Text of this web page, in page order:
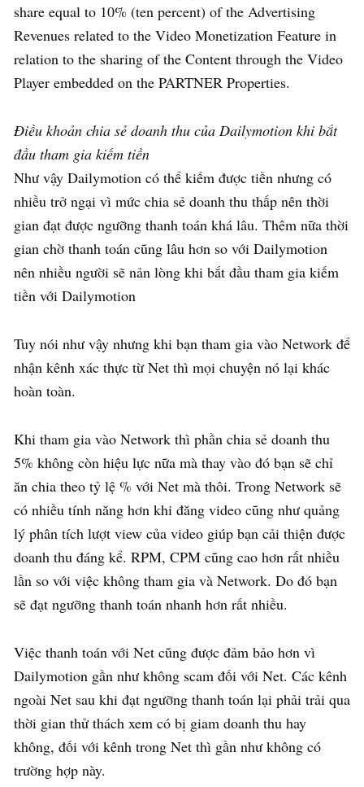
share equal to 10% (ten percent) of the Advertising
Revenues related to the Video Monetization Feature in
relation to the sharing of the Content through the Video
Player embedded on the PARTNER Properties.
Điều khoản chia sẻ doanh thu của Dailymotion khi bắt
đầu tham gia kiếm tiền
Như vậy Dailymotion có thể kiếm được tiền nhưng có
nhiều trở ngại vì mức chia sẻ doanh thu thấp nên thời
gian đạt được ngưỡng thanh toán khá lâu. Thêm nữa thời
gian chờ thanh toán cũng lâu hơn so với Dailymotion
nên nhiều người sẽ nản lòng khi bắt đầu tham gia kiếm
tiền với Dailymotion
Tuy nói như vậy nhưng khi bạn tham gia vào Network để
nhận kênh xác thực từ Net thì mọi chuyện nó lại khác
hoàn toàn.
Khi tham gia vào Network thì phần chia sẻ doanh thu
5% không còn hiệu lực nữa mà thay vào đó bạn sẽ chỉ
ăn chia theo tỷ lệ % với Net mà thôi. Trong Network sẽ
có nhiều tính năng hơn khi đăng video cũng như quảng
lý phân tích lượt view của video giúp bạn cải thiện được
doanh thu đáng kể. RPM, CPM cũng cao hơn rất nhiều
lần so với việc không tham gia và Network. Do đó bạn
sẽ đạt ngưỡng thanh toán nhanh hơn rất nhiều.
Việc thanh toán với Net cũng được đảm bảo hơn vì
Dailymotion gần như không scam đối với Net. Các kênh
ngoài Net sau khi đạt ngưỡng thanh toán lại phải trải qua
thời gian thử thách xem có bị giam doanh thu hay
không, đối với kênh trong Net thì gần như không có
trường hợp này.